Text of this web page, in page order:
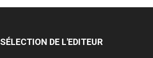
SÉLECTION DE L'EDITEUR